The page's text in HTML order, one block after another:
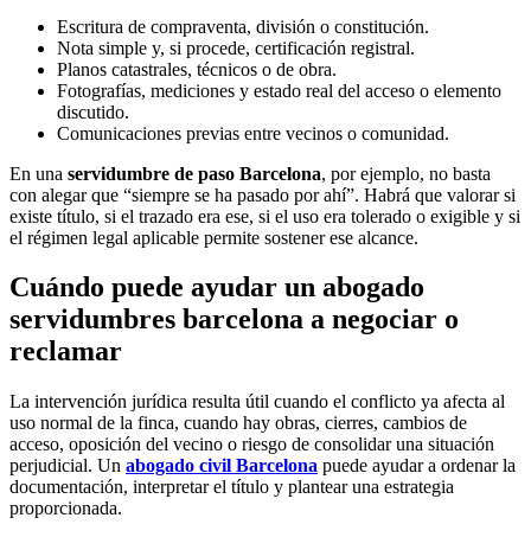
Escritura de compraventa, división o constitución.
Nota simple y, si procede, certificación registral.
Planos catastrales, técnicos o de obra.
Fotografías, mediciones y estado real del acceso o elemento
discutido.
Comunicaciones previas entre vecinos o comunidad.
En una servidumbre de paso Barcelona, por ejemplo, no basta
con alegar que “siempre se ha pasado por ahí”. Habrá que valorar si
existe título, si el trazado era ese, si el uso era tolerado o exigible y si
el régimen legal aplicable permite sostener ese alcance.
Cuándo puede ayudar un abogado
servidumbres barcelona a negociar o
reclamar
La intervención jurídica resulta útil cuando el conflicto ya afecta al
uso normal de la finca, cuando hay obras, cierres, cambios de
acceso, oposición del vecino o riesgo de consolidar una situación
perjudicial. Un abogado civil Barcelona puede ayudar a ordenar la
documentación, interpretar el título y plantear una estrategia
proporcionada.